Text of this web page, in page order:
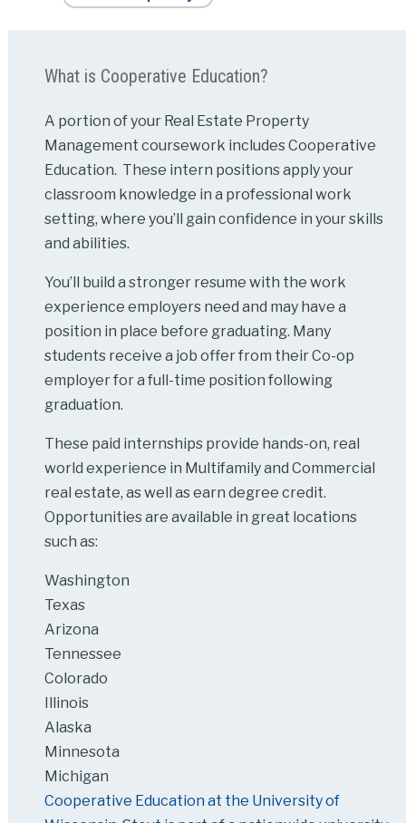
What is Cooperative Education?
A portion of your Real Estate Property
Management coursework includes Cooperative
Education. These intern positions apply your
classroom knowledge in a professional work
setting, where you’ll gain confidence in your skills
and abilities.
You’ll build a stronger resume with the work
experience employers need and may have a
position in place before graduating. Many
students receive a job offer from their Co-op
employer for a full-time position following
graduation.
These paid internships provide hands-on, real
world experience in Multifamily and Commercial
real estate, as well as earn degree credit.
Opportunities are available in great locations
such as:
Washington
Texas
Arizona
Tennessee
Colorado
Illinois
Alaska
Minnesota
Michigan
Cooperative Education at the University of